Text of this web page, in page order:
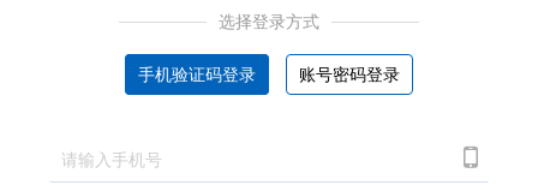
选择登录方式
手机验证码登录 账号密码登录
